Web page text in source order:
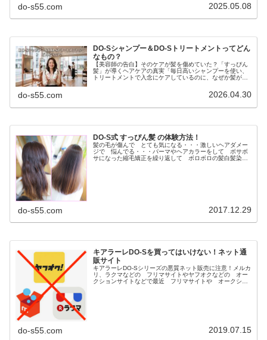
do-s55.com 2025.05.08
DO-Sシャンプー＆DO-Sトリートメントってどん
なもの？
【美容師の告白】そのケアが髪を傷めていた？「すっぴん
髪」が導くヘアケアの真実「毎日高いシャンプーを使い、
トリートメントで入念にケアしているのに、なぜか髪がパ
do-s55.com 2026.04.30
DO-S式 すっぴん髪 の体験方法！
髪の毛が傷んで とても気になる・・・激しいヘアダメー
ジで 悩んでる・・・パーマやヘアカラーをして ボサボ
サになった縮毛矯正を繰り返して ボロボロの髪白髪染め
do-s55.com 2017.12.29
キアラーレDO-Sを買ってはいけない！ネット通
販サイト
キアラーレDO-Sシリーズの悪質ネット販売に注意！メルカ
リ、ラクマなどの フリマサイトやヤフオクなどの オー
クションサイトなどで最近 フリマサイトや オークショ
do-s55.com 2019.07.15